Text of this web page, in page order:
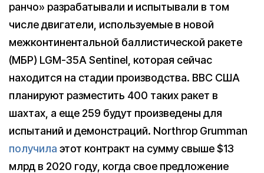
ранчо» разрабатывали и испытывали в том
числе двигатели, используемые в новой
межконтинентальной баллистической ракете
(МБР) LGM-35A Sentinel, которая сейчас
находится на стадии производства. ВВС США
планируют разместить 400 таких ракет в
шахтах, а еще 259 будут произведены для
испытаний и демонстраций. Northrop Grumman
получила этот контракт на сумму свыше $13
млрд в 2020 году, когда свое предложение